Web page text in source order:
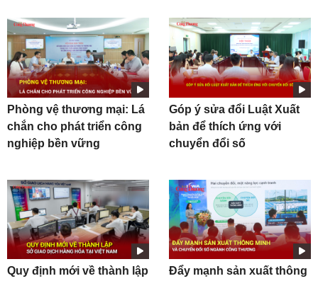
Phòng vệ thương mại: Lá
chắn cho phát triển công
nghiệp bền vững
Góp ý sửa đổi Luật Xuất
bản để thích ứng với
chuyển đổi số
Quy định mới về thành lập
Đẩy mạnh sản xuất thông